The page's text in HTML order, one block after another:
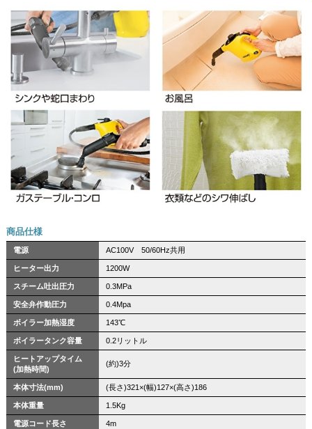
商品仕様
電源 AC100V 50/60Hz共用
ヒーター出力 1200W
スチーム吐出圧力 0.3MPa
安全弁作動圧力 0.4Mpa
ボイラー加熱湿度 143℃
ボイラータンク容量 0.2リットル
ヒートアップタイム
(加熱時間)
(約)3分
本体寸法(mm) (長さ)321×(幅)127×(高さ)186
本体重量 1.5Kg
電源コード長さ 4m